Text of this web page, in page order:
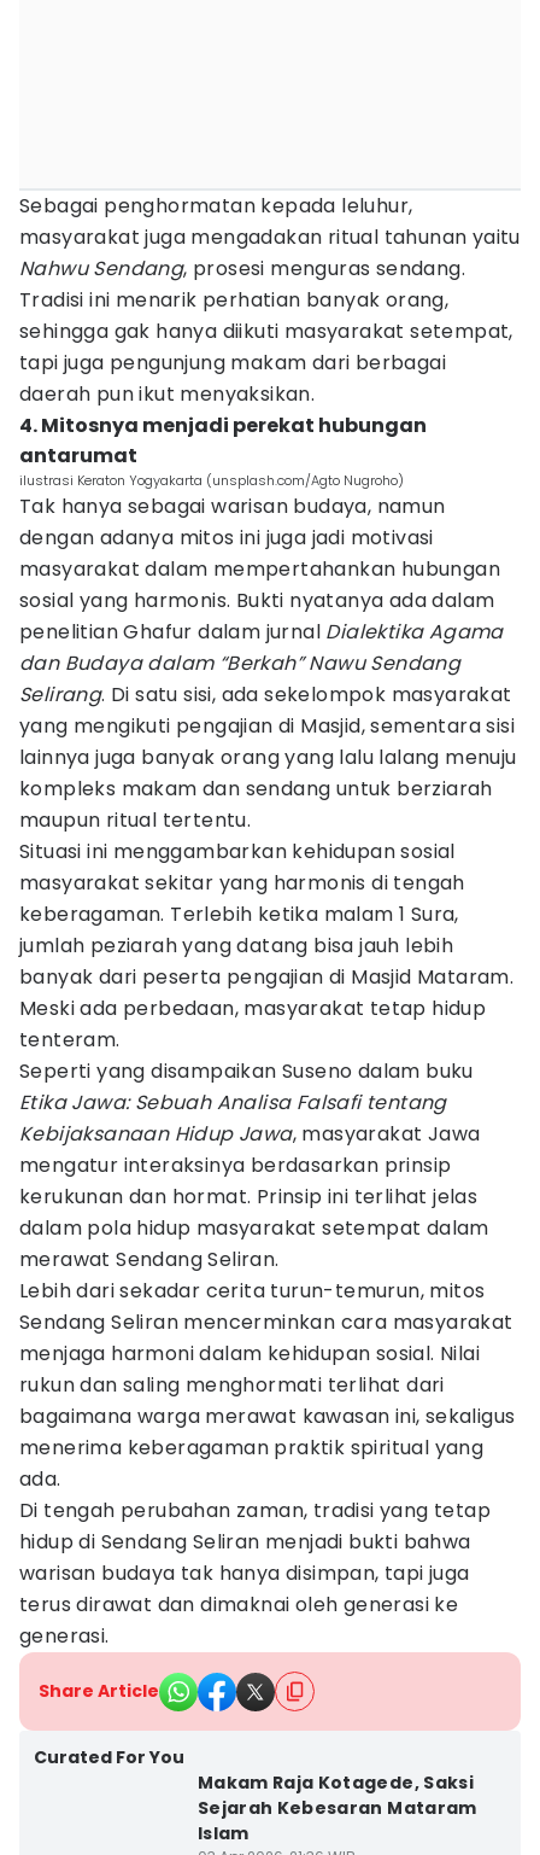
Sebagai penghormatan kepada leluhur,
masyarakat juga mengadakan ritual tahunan yaitu
Nahwu Sendang, prosesi menguras sendang.
Tradisi ini menarik perhatian banyak orang,
sehingga gak hanya diikuti masyarakat setempat,
tapi juga pengunjung makam dari berbagai
daerah pun ikut menyaksikan.
4. Mitosnya menjadi perekat hubungan
antarumat
ilustrasi Keraton Yogyakarta (unsplash.com/Agto Nugroho)
Tak hanya sebagai warisan budaya, namun
dengan adanya mitos ini juga jadi motivasi
masyarakat dalam mempertahankan hubungan
sosial yang harmonis. Bukti nyatanya ada dalam
penelitian Ghafur dalam jurnal Dialektika Agama
dan Budaya dalam “Berkah” Nawu Sendang
Selirang. Di satu sisi, ada sekelompok masyarakat
yang mengikuti pengajian di Masjid, sementara sisi
lainnya juga banyak orang yang lalu lalang menuju
kompleks makam dan sendang untuk berziarah
maupun ritual tertentu.
Situasi ini menggambarkan kehidupan sosial
masyarakat sekitar yang harmonis di tengah
keberagaman. Terlebih ketika malam 1 Sura,
jumlah peziarah yang datang bisa jauh lebih
banyak dari peserta pengajian di Masjid Mataram.
Meski ada perbedaan, masyarakat tetap hidup
tenteram.
Seperti yang disampaikan Suseno dalam buku
Etika Jawa: Sebuah Analisa Falsafi tentang
Kebijaksanaan Hidup Jawa, masyarakat Jawa
mengatur interaksinya berdasarkan prinsip
kerukunan dan hormat. Prinsip ini terlihat jelas
dalam pola hidup masyarakat setempat dalam
merawat Sendang Seliran.
Lebih dari sekadar cerita turun-temurun, mitos
Sendang Seliran mencerminkan cara masyarakat
menjaga harmoni dalam kehidupan sosial. Nilai
rukun dan saling menghormati terlihat dari
bagaimana warga merawat kawasan ini, sekaligus
menerima keberagaman praktik spiritual yang
ada.
Di tengah perubahan zaman, tradisi yang tetap
hidup di Sendang Seliran menjadi bukti bahwa
warisan budaya tak hanya disimpan, tapi juga
terus dirawat dan dimaknai oleh generasi ke
generasi.
Share Article
Curated For You
Makam Raja Kotagede, Saksi
Sejarah Kebesaran Mataram
Islam